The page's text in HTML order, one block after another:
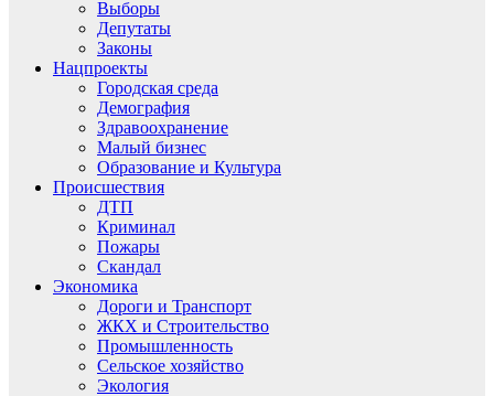
Выборы
Депутаты
Законы
Нацпроекты
Городская среда
Демография
Здравоохранение
Малый бизнес
Образование и Культура
Происшествия
ДТП
Криминал
Пожары
Скандал
Экономика
Дороги и Транспорт
ЖКХ и Строительство
Промышленность
Сельское хозяйство
Экология